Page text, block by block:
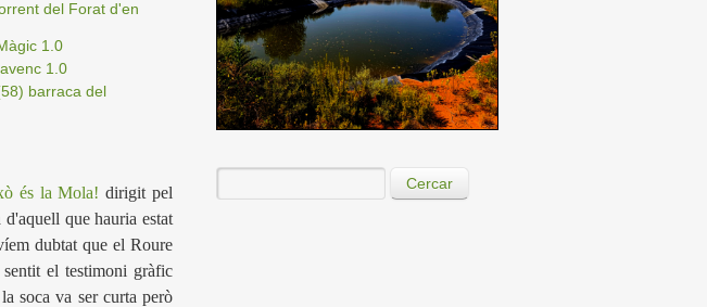
Cercar
del Forat d'en
1.0
1.0
barraca del
és la Mola! dirigit pel
que hauria estat
dubtat que el Roure
el testimoni gràfic
soca va ser curta però